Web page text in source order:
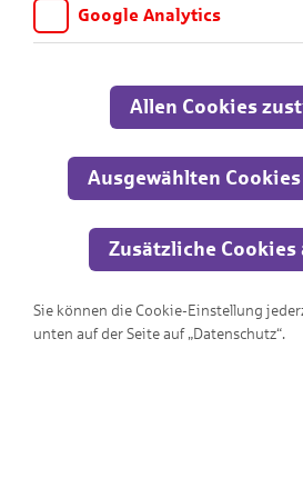
KNAXige Schatzjagd
Google Analytics
anpassen und verbessern können. Aus
Google Analytics. Dieses Werkzeug
Übertragung anonymisiert.
Allen Cookies
Ausgewählten
Zusätzliche Cookies
Sie können die Cookie-Einstellung
unten auf der Seite auf „Datenschutz“.